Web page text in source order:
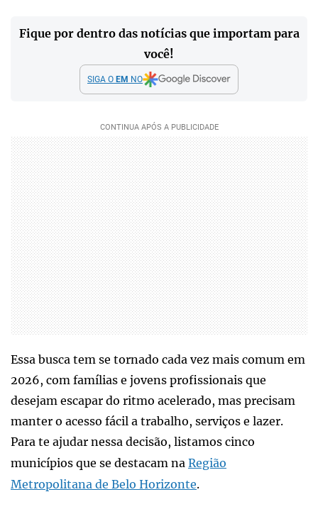
Fique por dentro das notícias que importam para
você!
SIGA O EM NO
Essa busca tem se tornado cada vez mais comum em
2026, com famílias e jovens profissionais que
desejam escapar do ritmo acelerado, mas precisam
manter o acesso fácil a trabalho, serviços e lazer.
Para te ajudar nessa decisão, listamos cinco
municípios que se destacam na Região
Metropolitana de Belo Horizonte.